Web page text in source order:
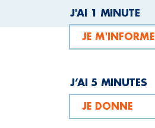
J'AI 1 MINUTE
JE M'INFORME
J’AI 5 MINUTES
JE DONNE